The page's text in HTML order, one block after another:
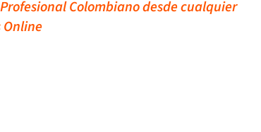
Colombiano desde cualquier
Online